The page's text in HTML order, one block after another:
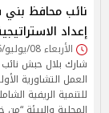
نائب محافظ
إعداد
الأربعاء 08/يوليو/2026 - 01:00 م
شارك بلال حبش
العمل التشاورية
للتنمية الريفية